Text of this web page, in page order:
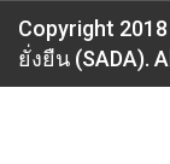
Copyright
ยั่งยืน (SADA).